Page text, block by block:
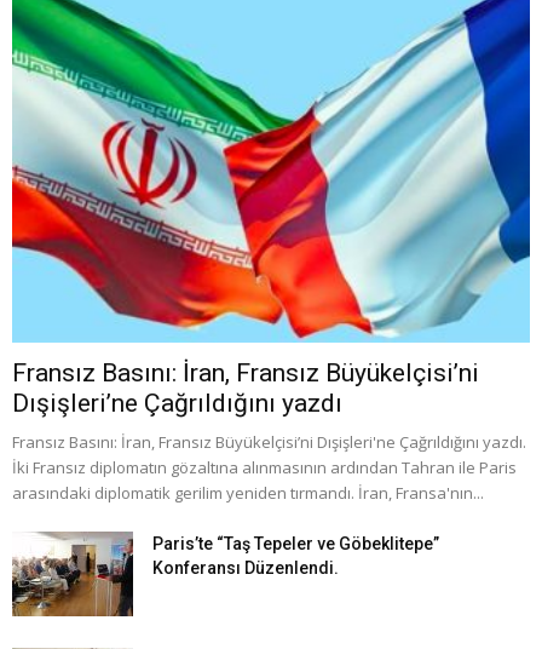
Fransız Basını: İran, Fransız Büyükelçisi’ni
Dışişleri’ne Çağrıldığını yazdı
Fransız Basını: İran, Fransız Büyükelçisi’ni Dışişleri'ne Çağrıldığını yazdı.
İki Fransız diplomatın gözaltına alınmasının ardından Tahran ile Paris
arasındaki diplomatik gerilim yeniden tırmandı. İran, Fransa'nın...
Paris’te “Taş Tepeler ve Göbeklitepe”
Konferansı Düzenlendi.